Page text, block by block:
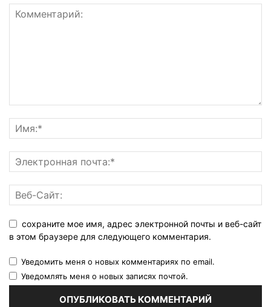
сохраните мое имя, адрес электронной почты и веб-сайт
в этом браузере для следующего комментария.
Уведомить меня о новых комментариях по email.
Уведомлять меня о новых записях почтой.